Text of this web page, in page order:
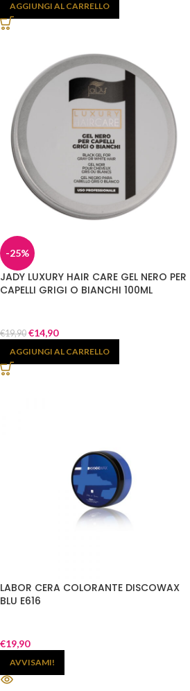
AGGIUNGI AL CARRELLO
-25%
JADY LUXURY HAIR CARE GEL NERO PER
CAPELLI GRIGI O BIANCHI 100ML
€19,90 €14,90
AGGIUNGI AL CARRELLO
LABOR CERA COLORANTE DISCOWAX
BLU E616
€19,90
AVVISAMI!